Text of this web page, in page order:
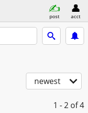
post acct
newest
1 - 2 of 4